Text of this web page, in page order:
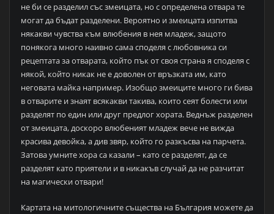
не би се разделил със змеицата, но с определена отвара те
могат да бъдат разделени. Вероятно и змеицата изпитва
някакви чувства към влюбения в нея младеж, защото
понякога много наивно сама споделя с любовника си
рецептата за отварата, който пък от своя страна я споделя с
някой, който никак не е доволен от връзката им, като
неговата майка например. Изобщо змеиците много ги бива
в отварите и знаят всякакви такива, които сеят болести или
разделят по един или друг предлог хората. Веднъж разделен
от змеицата, доскоро влюбеният младеж вече не вижда
красива девойка, а див звяр, който го разкъсва на парчета.
Затова умните хора са казали – като се разделят, да се
разделят като приятели и в никакъв случай да не разчитат
на магически отвари!
Картата на митологичните същества на България можете да